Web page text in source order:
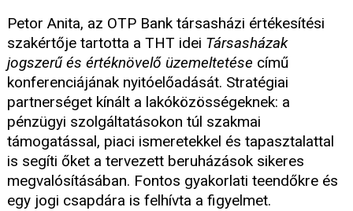
Petor Anita, az OTP Bank társasházi értékesítési
szakértője tartotta a THT idei Társasházak
jogszerű és értéknövelő üzemeltetése című
konferenciájának nyitóelőadását. Stratégiai
partnerséget kínált a lakóközösségeknek: a
pénzügyi szolgáltatásokon túl szakmai
támogatással, piaci ismeretekkel és tapasztalattal
is segíti őket a tervezett beruházások sikeres
megvalósításában. Fontos gyakorlati teendőkre és
egy jogi csapdára is felhívta a figyelmet.